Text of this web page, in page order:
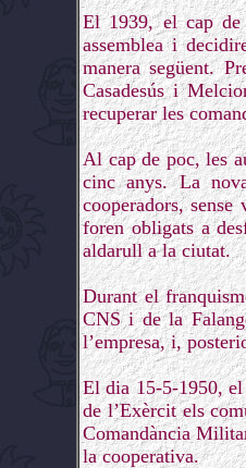
El 1939, el cap de
assemblea i
manera següent.
Casadesús i
recuperar les
Al cap de poc, les
cinc anys. La
cooperadors,
foren obligats a
aldarull a la ciutat.
Durant el
CNS i de la
l’empresa, i,
El dia 15-5-1950,
de l’Exèrcit els
Comandància
la cooperativa.